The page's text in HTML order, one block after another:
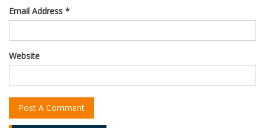
Email Address *
Website